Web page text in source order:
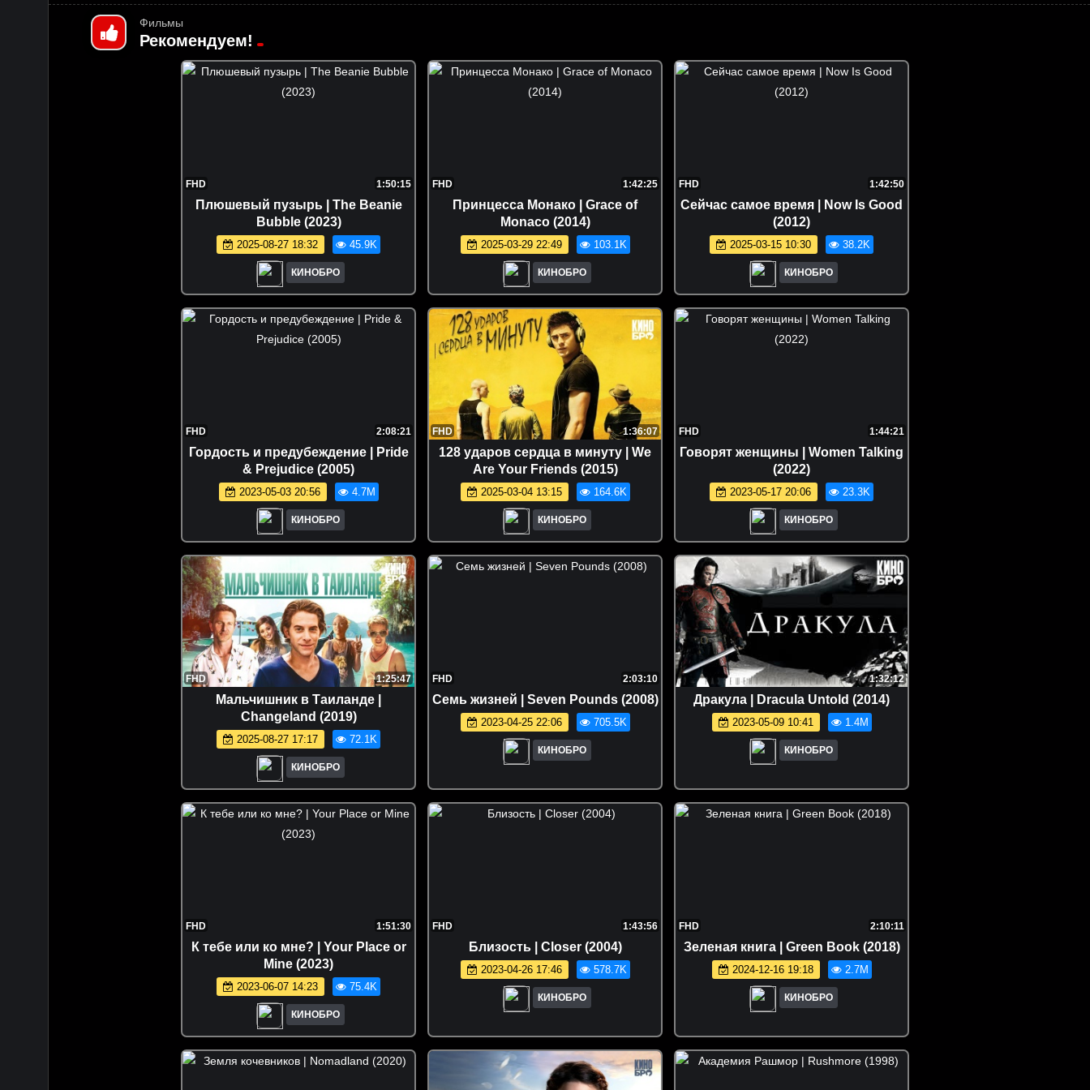
Фильмы
Рекомендуем!
FHD 1:50:15
Плюшевый пузырь | The Beanie
Bubble (2023)
2025-08-27 18:32 45.9K
КИНОБРО
FHD 1:42:25
Принцесса Монако | Grace of
Monaco (2014)
2025-03-29 22:49 103.1K
КИНОБРО
FHD 1:42:50
Сейчас самое время | Now Is Good
(2012)
2025-03-15 10:30 38.2K
КИНОБРО
FHD 2:08:21
Гордость и предубеждение | Pride
& Prejudice (2005)
2023-05-03 20:56 4.7M
КИНОБРО
FHD 1:36:07
128 ударов сердца в минуту | We
Are Your Friends (2015)
2025-03-04 13:15 164.6K
КИНОБРО
FHD 1:44:21
Говорят женщины | Women Talking
(2022)
2023-05-17 20:06 23.3K
КИНОБРО
FHD 1:25:47
Мальчишник в Таиланде |
Changeland (2019)
2025-08-27 17:17 72.1K
КИНОБРО
FHD 2:03:10
Семь жизней | Seven Pounds (2008)
2023-04-25 22:06 705.5K
КИНОБРО
1:32:12
Дракула | Dracula Untold (2014)
2023-05-09 10:41 1.4M
КИНОБРО
FHD 1:51:30
К тебе или ко мне? | Your Place or
Mine (2023)
2023-06-07 14:23 75.4K
КИНОБРО
FHD 1:43:56
Близость | Closer (2004)
2023-04-26 17:46 578.7K
КИНОБРО
FHD 2:10:11
Зеленая книга | Green Book (2018)
2024-12-16 19:18 2.7M
КИНОБРО